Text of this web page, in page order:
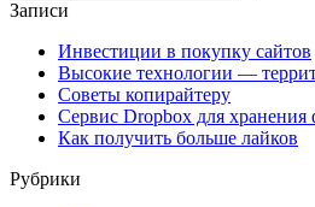
for:
Записи
Инвестиции в покупку сайтов
Высокие технологии —
Советы копирайтеру
Сервис Dropbox для хранения
Как получить больше лайков
Рубрики